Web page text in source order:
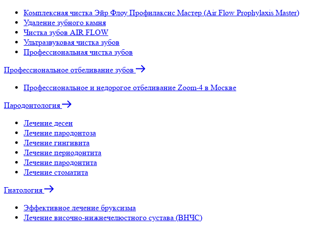
Комплексная чистка Эйр Флоу Профилаксис Мастер (Air Flow Prophylaxis Master)
Удаление зубного камня
Чистка зубов AIR FLOW
Ультразвуковая чистка зубов
Профессиональная чистка зубов
Профессиональное отбеливание зубов
Профессиональное и недорогое отбеливание Zoom-4 в Москве
Пародонтология
Лечение десен
Лечение пародонтоза
Лечение гингивита
Лечение периодонтита
Лечение пародонтита
Лечение стоматита
Гнатология
Эффективное лечение бруксизма
Лечение височно-нижнечелюстного сустава (ВНЧС)